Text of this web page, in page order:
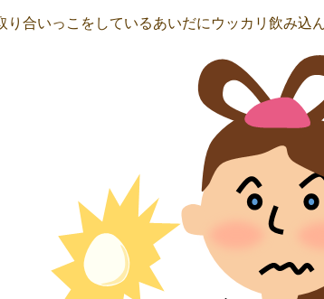
り合いっこをしているあいだにウッカリ飲み込